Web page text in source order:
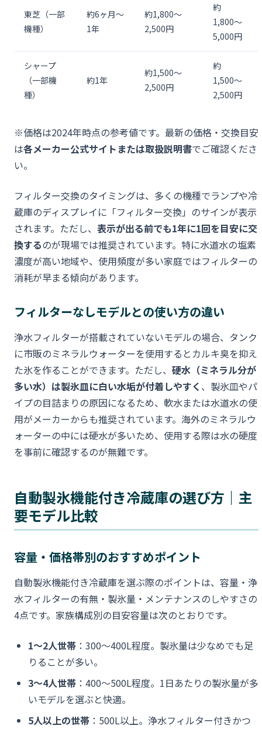
東芝（一部
機種）
約6ヶ月〜
1年
約1,800〜
2,500円
約
1,800〜
5,000円
シャープ
（一部機
種）
約1年
約1,500〜
2,500円
約
1,500〜
2,500円
※価格は2024年時点の参考値です。最新の価格・交換目安
は各メーカー公式サイトまたは取扱説明書でご確認くださ
い。
フィルター交換のタイミングは、多くの機種でランプや冷
蔵庫のディスプレイに「フィルター交換」のサインが表示
されます。ただし、 表示が出る前でも1年に1回を目安に交
換するのが現場では推奨されています。特に水道水の塩素
濃度が高い地域や、使用頻度が多い家庭ではフィルターの
消耗が早まる傾向があります。
フィルターなしモデルとの使い方の違い
浄水フィルターが搭載されていないモデルの場合、タンク
に市販のミネラルウォーターを使用するとカルキ臭を抑え
た氷を作ることができます。ただし、 硬水（ミネラル分が
多い水）は製氷皿に白い水垢が付着しやすく 、製氷皿やパ
イプの目詰まりの原因になるため、軟水または水道水の使
用がメーカーからも推奨されています。海外のミネラルウ
ォーターの中には硬水が多いため、使用する際は水の硬度
を事前に確認するのが無難です。
自動製氷機能付き冷蔵庫の選び方｜主
要モデル比較
容量・価格帯別のおすすめポイント
自動製氷機能付き冷蔵庫を選ぶ際のポイントは、容量・浄
水フィルターの有無・製氷量・メンテナンスのしやすさの
4点です。家族構成別の目安容量は次のとおりです。
1〜2人世帯 ：300〜400L程度。製氷量は少なめでも足
りることが多い。
3〜4人世帯 ：400〜500L程度。1日あたりの製氷量が多
いモデルを選ぶと快適。
5人以上の世帯 ：500L以上。浄水フィルター付きかつ